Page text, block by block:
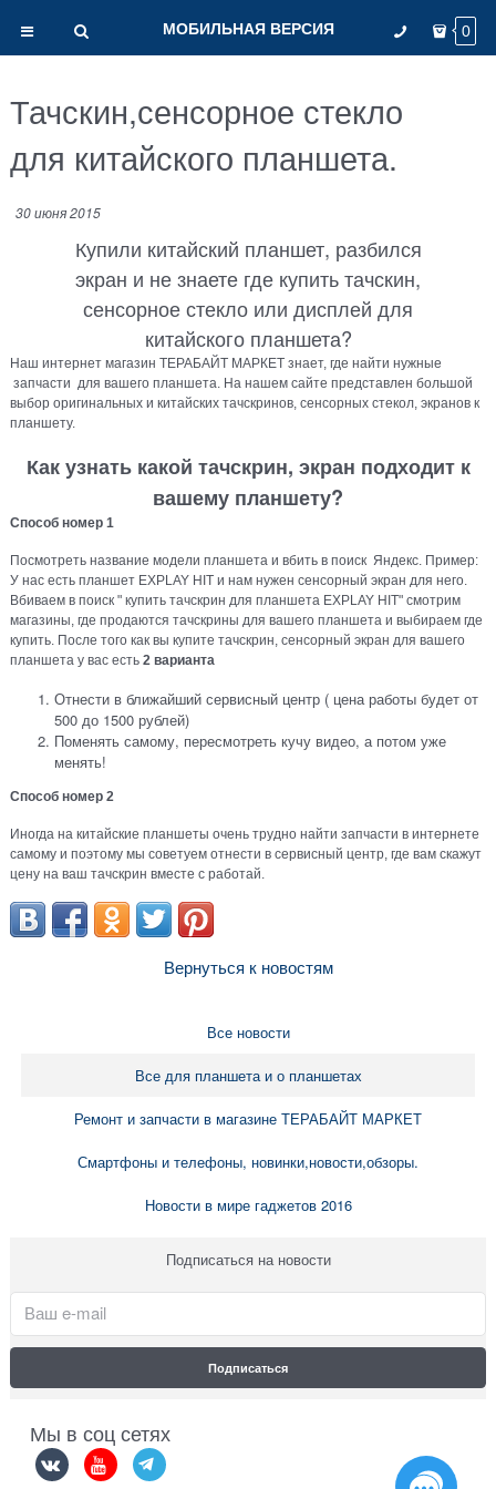
МОБИЛЬНАЯ ВЕРСИЯ 0
Тачскин,сенсорное стекло
для китайского планшета.
30 июня 2015
Купили китайский планшет, разбился
экран и не знаете где купить тачскин,
сенсорное стекло или дисплей для
китайского планшета?
Наш интернет магазин ТЕРАБАЙТ МАРКЕТ знает, где найти нужные
запчасти для вашего планшета. На нашем сайте представлен большой
выбор оригинальных и китайских тачскринов, сенсорных стекол, экранов к
планшету.
Как узнать какой тачскрин, экран подходит к
вашему планшету?
Способ номер 1
Посмотреть название модели планшета и вбить в поиск Яндекс. Пример:
У нас есть планшет EXPLAY HIT и нам нужен сенсорный экран для него.
Вбиваем в поиск " купить тачскрин для планшета EXPLAY HIT" смотрим
магазины, где продаются тачскрины для вашего планшета и выбираем где
купить. После того как вы купите тачскрин, сенсорный экран для вашего
планшета у вас есть2 варианта
Отнести в ближайший сервисный центр ( цена работы будет от
500 до 1500 рублей)
Поменять самому, пересмотреть кучу видео, а потом уже
менять!
Способ номер 2
Иногда на китайские планшеты очень трудно найти запчасти в интернете
самому и поэтому мы советуем отнести в сервисный центр, где вам скажут
цену на ваш тачскрин вместе с работай.
Вернуться к новостям
Все новости
Все для планшета и о планшетах
Ремонт и запчасти в магазине ТЕРАБАЙТ МАРКЕТ
Смартфоны и телефоны, новинки,новости,обзоры.
Новости в мире гаджетов 2016
Подписаться на новости
Мы в соц сетях